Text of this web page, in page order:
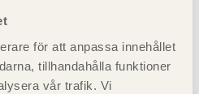
för att anpassa innehållet
tillhandahålla funktioner
vår trafik. Vi